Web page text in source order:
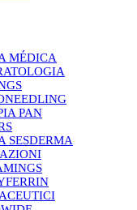
MÉDICA
PAN
SESDERMA